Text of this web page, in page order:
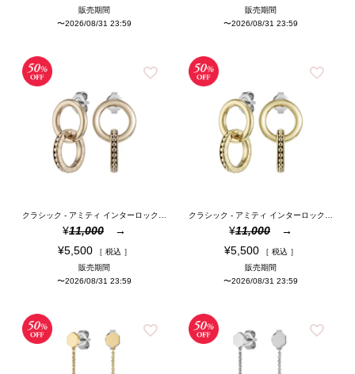
販売期間
〜2026/08/31 23:59
販売期間
〜2026/08/31 23:59
¥11,000
¥5,500
税込
販売期間
〜2026/08/31 23:59
¥11,000
¥5,500
税込
販売期間
〜2026/08/31 23:59